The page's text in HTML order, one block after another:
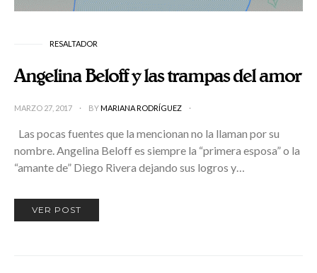
RESALTADOR
Angelina Beloff y las trampas del amor
MARZO 27, 2017 BYMARIANA RODRÍGUEZ
Las pocas fuentes que la mencionan no la llaman por su
nombre. Angelina Beloff es siempre la “primera esposa” o la
“amante de” Diego Rivera dejando sus logros y…
VER POST